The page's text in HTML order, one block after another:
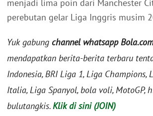
menjadi lima poin dari Manchester
perebutan gelar Liga Inggris musim
Yuk gabung channel whatsapp
mendapatkan berita-berita terbaru
Indonesia, BRI Liga 1, Liga Champions,
Italia, Liga Spanyol, bola voli, MotoGP,
bulutangkis.Klik di sini (JOIN)